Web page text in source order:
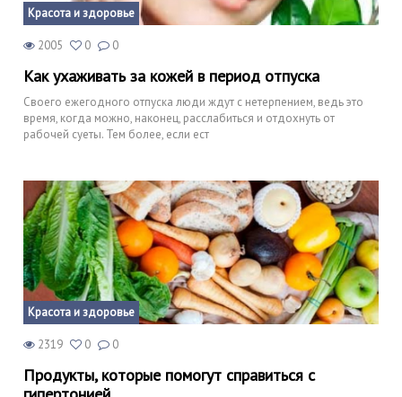
Красота и здоровье
2005 0 0
Как ухаживать за кожей в период отпуска
Своего ежегодного отпуска люди ждут с нетерпением, ведь это
время, когда можно, наконец, расслабиться и отдохнуть от
рабочей суеты. Тем более, если ест
Красота и здоровье
2319 0 0
Продукты, которые помогут справиться с